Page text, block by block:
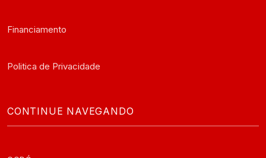
Financiamento
Politica de Privacidade
CONTINUE NAVEGANDO